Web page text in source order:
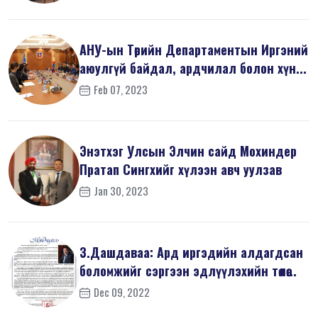
АНУ-ын Төрийн Департаментын Иргэний
аюулгүй байдал, ардчилал болон хүн...
Feb 07, 2023
Энэтхэг Улсын Элчин сайд Мохиндер
Пратап Сингхийг хүлээн авч уулзав
Jan 30, 2023
З.Дашдаваа: Ард иргэдийн алдагдсан
боломжийг сэргээн эдлүүлэхийн төлөө...
Dec 09, 2022